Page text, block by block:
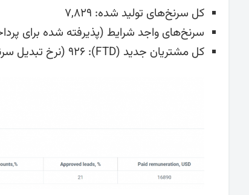
کل سرنخ‌های تولید شده: ۷,۸۲۹
سرنخ‌های واجد شرایط (پذیرفته شده برای
کل مشتریان جدید (FTD): ۹۲۶ (نرخ تبدیل سرنخ به سپرده ۱۲٪)